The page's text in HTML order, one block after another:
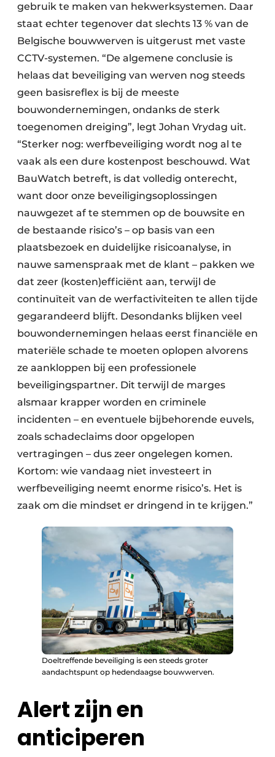
gebruik te maken van hekwerksystemen. Daar
staat echter tegenover dat slechts 13 % van de
Belgische bouwwerven is uitgerust met vaste
CCTV-systemen. “De algemene conclusie is
helaas dat beveiliging van werven nog steeds
geen basisreflex is bij de meeste
bouwondernemingen, ondanks de sterk
toegenomen dreiging”, legt Johan Vrydag uit.
“Sterker nog: werfbeveiliging wordt nog al te
vaak als een dure kostenpost beschouwd. Wat
BauWatch betreft, is dat volledig onterecht,
want door onze beveiligingsoplossingen
nauwgezet af te stemmen op de bouwsite en
de bestaande risico’s – op basis van een
plaatsbezoek en duidelijke risicoanalyse, in
nauwe samenspraak met de klant – pakken we
dat zeer (kosten)efficiënt aan, terwijl de
continuïteit van de werfactiviteiten te allen tijde
gegarandeerd blijft. Desondanks blijken veel
bouwondernemingen helaas eerst financiële en
materiële schade te moeten oplopen alvorens
ze aankloppen bij een professionele
beveiligingspartner. Dit terwijl de marges
alsmaar krapper worden en criminele
incidenten – en eventuele bijbehorende euvels,
zoals schadeclaims door opgelopen
vertragingen – dus zeer ongelegen komen.
Kortom: wie vandaag niet investeert in
werfbeveiliging neemt enorme risico’s. Het is
zaak om die mindset er dringend in te krijgen.”
Doeltreffende beveiliging is een steeds groter
aandachtspunt op hedendaagse bouwwerven.
Alert zijn en
anticiperen